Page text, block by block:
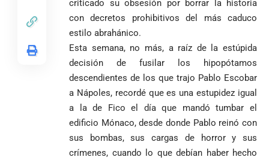
criticado su obsesión por borrar la historia
con decretos prohibitivos del más caduco
estilo abrahánico.
Esta semana, no más, a raíz de la estúpida
decisión de fusilar los hipopótamos
descendientes de los que trajo Pablo Escobar
a Nápoles, recordé que es una estupidez igual
a la de Fico el día que mandó tumbar el
edificio Mónaco, desde donde Pablo reinó con
sus bombas, sus cargas de horror y sus
crímenes, cuando lo que debían haber hecho
a concejales
«Gury»
Rodríguez y
Damián Pérez
Falleció el padre
Humberto de
Jesús Hincapié
sacerdote de la
Diócesis de
Girardota, Párroco
Abelardo de la
Espriella es
elegido
presidente de
Colombia tras
una histórica y
segunda
vuelta
un empate
agónico ante
duelo
mundialista
Alemania no
LA POLICRISIS
COMO HERENCIA
corazón para
construir juntos
una Colombia
reconciliada
Diócesis de
Sonsón-Rionegro
rechaza fotos